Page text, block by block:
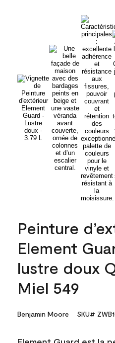
Peinture
Element
lustre doux
Miel 549
Benjamin Moore SKU#